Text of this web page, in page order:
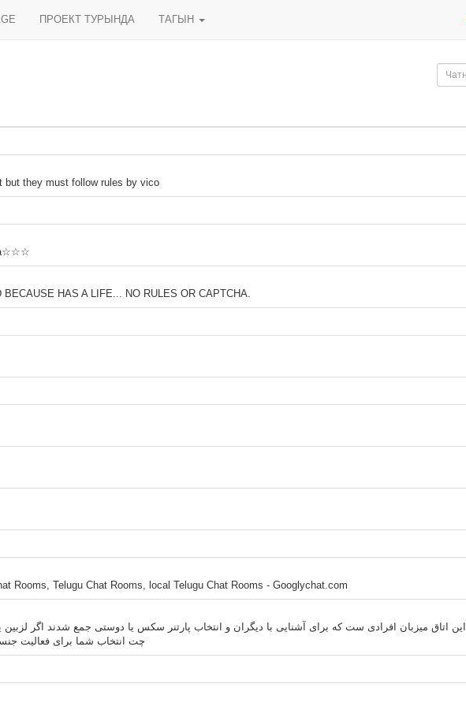
ПРОЕКТ ТУРЫНДА ТАГЫН
but they must follow rules by vico
HAS A LIFE... NO RULES OR CAPTCHA.
Rooms, Telugu Chat Rooms, local Telugu Chat Rooms - Googlychat.com
این اتاق میزبان افرادی ست که برای آشنایی با دیگران و انتخاب پارتنر سکس یا دوستی جمع شدند اگر
چت انتخاب شما برای فعالیت